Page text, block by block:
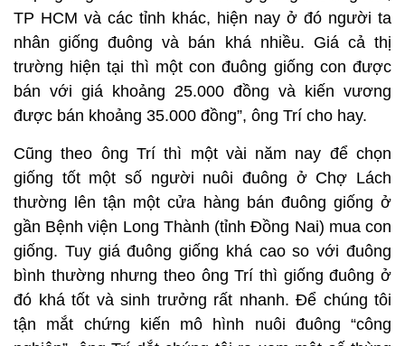
TP HCM và các tỉnh khác, hiện nay ở đó người ta
nhân giống đuông và bán khá nhiều. Giá cả thị
trường hiện tại thì một con đuông giống con được
bán với giá khoảng 25.000 đồng và kiến vương
được bán khoảng 35.000 đồng”, ông Trí cho hay.
Cũng theo ông Trí thì một vài năm nay để chọn
giống tốt một số người nuôi đuông ở Chợ Lách
thường lên tận một cửa hàng bán đuông giống ở
gần Bệnh viện Long Thành (tỉnh Đồng Nai) mua con
giống. Tuy giá đuông giống khá cao so với đuông
bình thường nhưng theo ông Trí thì giống đuông ở
đó khá tốt và sinh trưởng rất nhanh. Để chúng tôi
tận mắt chứng kiến mô hình nuôi đuông “công